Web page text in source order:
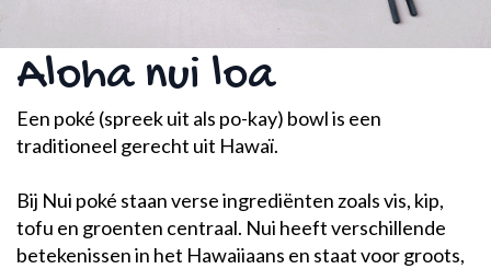
Aloha nui loa
Een poké (spreek uit als po-kay) bowl is een
traditioneel gerecht uit Hawaï.
Bij Nui poké staan verse ingrediënten zoals vis, kip,
tofu en groenten centraal. Nui heeft verschillende
betekenissen in het Hawaiiaans en staat voor groots,